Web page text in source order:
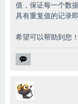
值，保证每一个数
具有重复值的记录即
希望可以帮助到您！